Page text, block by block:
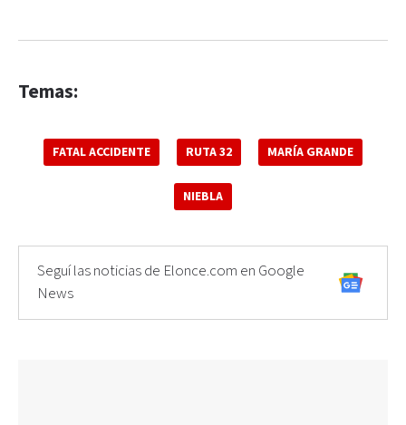
Temas:
FATAL ACCIDENTE RUTA 32 MARÍA GRANDE
NIEBLA
Seguí las noticias de Elonce.com en Google
News